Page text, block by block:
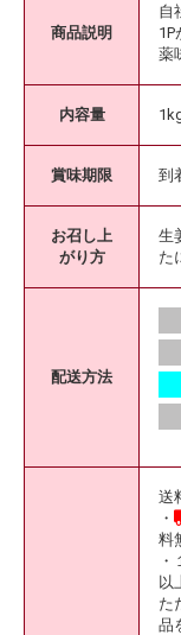
商品説明
自
薬
内容量
賞味期限 到
お召し上
がり方
生
た
配送方法
送
・
料
以
た
品